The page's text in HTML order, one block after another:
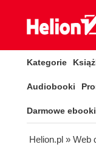
Kategorie
Audiobooki
Darmowe ebooki
Helion.pl » Web